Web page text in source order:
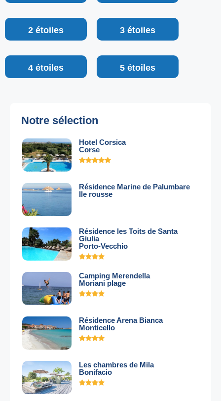
2 étoiles 3 étoiles
4 étoiles 5 étoiles
Notre sélection
Hotel Corsica
Corse
Résidence Marine de Palumbare
Ile rousse
Résidence les Toits de Santa
Giulia
Porto-Vecchio
Camping Merendella
Moriani plage
Résidence Arena Bianca
Monticello
Les chambres de Mila
Bonifacio